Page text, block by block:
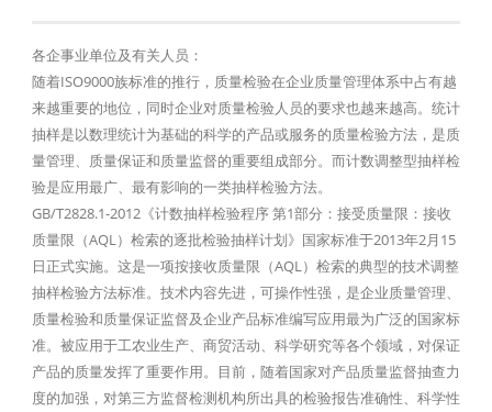
各企事业单位及有关人员：
随着ISO9000族标准的推行，质量检验在企业质量管理体系中占有越
来越重要的地位，同时企业对质量检验人员的要求也越来越高。统计
抽样是以数理统计为基础的科学的产品或服务的质量检验方法，是质
量管理、质量保证和质量监督的重要组成部分。而计数调整型抽样检
验是应用最广、最有影响的一类抽样检验方法。
GB/T2828.1-2012《计数抽样检验程序 第1部分：接受质量限：接收
质量限（AQL）检索的逐批检验抽样计划》国家标准于2013年2月15
日正式实施。这是一项按接收质量限（AQL）检索的典型的技术调整
抽样检验方法标准。技术内容先进，可操作性强，是企业质量管理、
质量检验和质量保证监督及企业产品标准编写应用最为广泛的国家标
准。被应用于工农业生产、商贸活动、科学研究等各个领域，对保证
产品的质量发挥了重要作用。目前，随着国家对产品质量监督抽查力
度的加强，对第三方监督检测机构所出具的检验报告准确性、科学性